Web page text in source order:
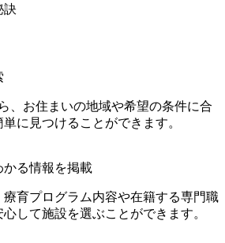
訣
、お住まいの地域や希望の条件に合
に見つけることができます。
る情報を掲載
育プログラム内容や在籍する専門職
して施設を選ぶことができます。